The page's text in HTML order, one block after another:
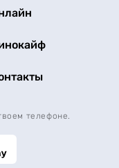
телефоне.